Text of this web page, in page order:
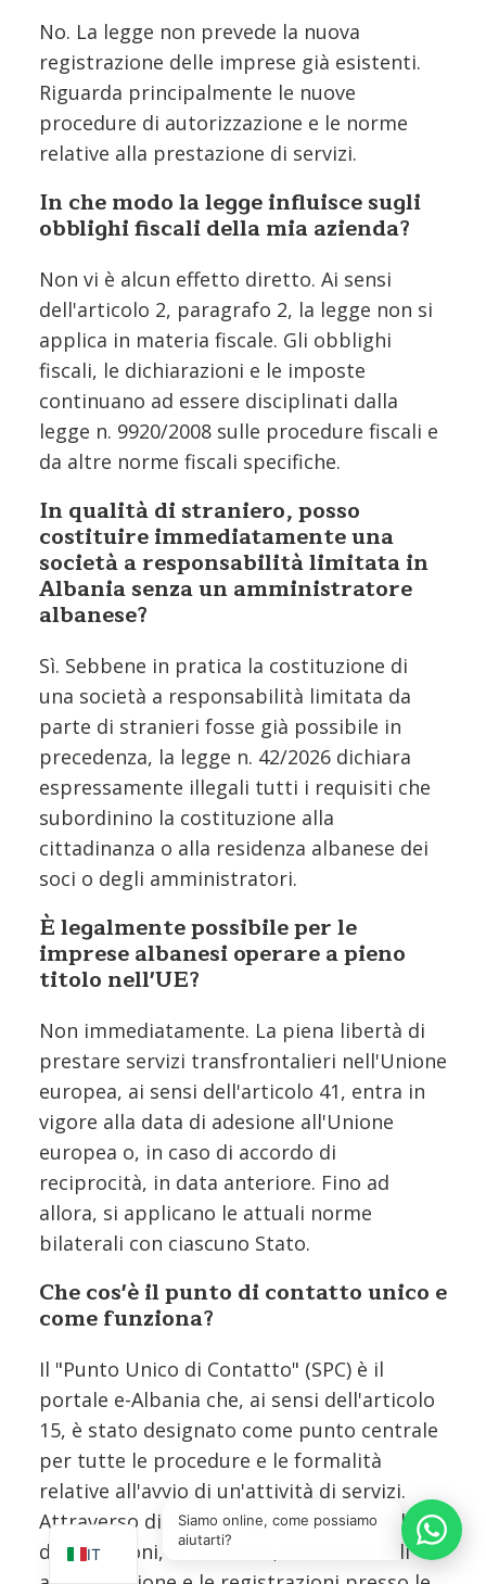
No. La legge non prevede la nuova
registrazione delle imprese già esistenti.
Riguarda principalmente le nuove
procedure di autorizzazione e le norme
relative alla prestazione di servizi.
In che modo la legge influisce sugli
obblighi fiscali della mia azienda?
Non vi è alcun effetto diretto. Ai sensi
dell'articolo 2, paragrafo 2, la legge non si
applica in materia fiscale. Gli obblighi
fiscali, le dichiarazioni e le imposte
continuano ad essere disciplinati dalla
legge n. 9920/2008 sulle procedure fiscali e
da altre norme fiscali specifiche.
In qualità di straniero, posso
costituire immediatamente una
società a responsabilità limitata in
Albania senza un amministratore
albanese?
Sì. Sebbene in pratica la costituzione di
una società a responsabilità limitata da
parte di stranieri fosse già possibile in
precedenza, la legge n. 42/2026 dichiara
espressamente illegali tutti i requisiti che
subordinino la costituzione alla
cittadinanza o alla residenza albanese dei
soci o degli amministratori.
È legalmente possibile per le
imprese albanesi operare a pieno
titolo nell'UE?
Non immediatamente. La piena libertà di
prestare servizi transfrontalieri nell'Unione
europea, ai sensi dell'articolo 41, entra in
vigore alla data di adesione all'Unione
europea o, in caso di accordo di
reciprocità, in data anteriore. Fino ad
allora, si applicano le attuali norme
bilaterali con ciascuno Stato.
Che cos'è il punto di contatto unico e
come funziona?
Il "Punto Unico di Contatto" (SPC) è il
portale e-Albania che, ai sensi dell'articolo
15, è stato designato come punto centrale
per tutte le procedure e le formalità
relative all'avvio di un'attività di servizi.
Attraverso di esso vengono effettuate le
dichiarazioni, le notifiche, le richieste di
IT
SQ
EN
Siamo online, come possiamo
aiutarti?